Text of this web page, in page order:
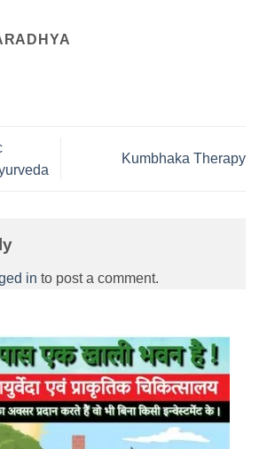
Kumbhaka Therapy
in to post a comment.